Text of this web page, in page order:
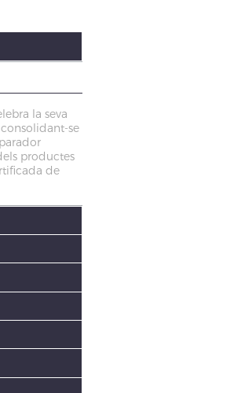
la seva
se
productes
de